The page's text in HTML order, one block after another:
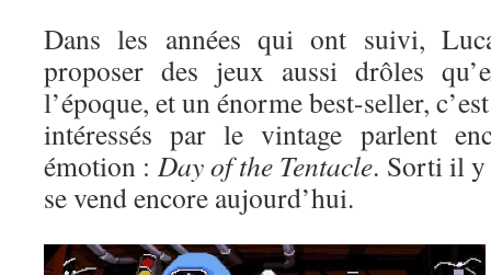
Dans les années qui ont suivi,
proposer des jeux aussi drôles
l’époque, et un énorme best-seller,
intéressés par le vintage parlent
émotion : Day of the Tentacle. Sorti il y
se vend encore aujourd’hui.